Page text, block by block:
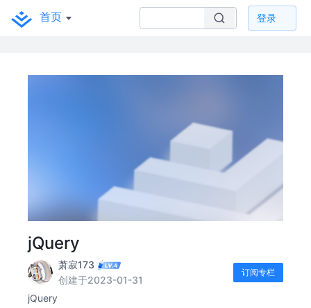
首页 登录
jQuery
萧寂173
创建于2023-01-31
订阅专栏
jQuery